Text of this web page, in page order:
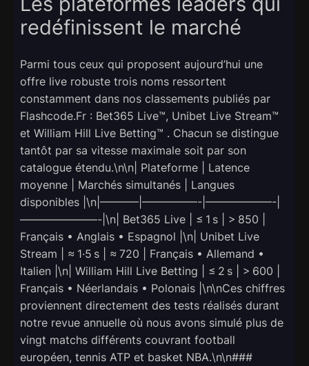
redéfinissent le marché
Parmi tous ceux qui proposent aujourd’hui une
offre live robuste trois noms ressortent
constamment dans nos classements publiés par
Flashcode.Fr : Bet365 Live™, Unibet Live Stream™
et William Hill Live Betting™ . Chacun se distingue
tantôt par sa vitesse maximale soit par son
catalogue étendu.\n\n| Plateforme | Latence
moyenne | Marchés simultanés | Langues
disponibles |\n|———–|—————-|——————-|
———————-|\n| Bet365 Live | ≤ 1 s | > 850 |
Français • Anglais • Espagnol |\n| Unibet Live
Stream | ≈ 1·5 s | ≈ 720 | Français • Allemand •
Italien |\n| William Hill Live Betting | ≤ 2 s | > 600 |
Français • Néerlandais • Polonais |\n\nCes chiffres
proviennent directement des tests réalisés durant
notre revue annuelle où nous avons simulé plus de
vingt matchs différents couvrant football
européen, tennis ATP et basket NBA.\n\n###